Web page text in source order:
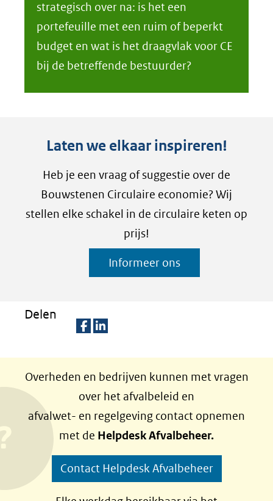
strategisch over na: is het een
portefeuille met een ruim of beperkt
budget en wat is het draagvlak voor CE
bij de betreffende bestuurder?
Laten we elkaar inspireren!
Heb je een vraag of suggestie over de
Bouwstenen Circulaire economie? Wij
stellen elke schakel in de circulaire keten op
prijs!
Informeer ons
Delen
l
e
n
o
p
F
l
e
n
o
p
L
Overheden en bedrijven kunnen met vragen
over het afvalbeleid en
afvalwet- en regelgeving contact opnemen
met de Helpdesk Afvalbeheer.
Contact Helpdesk Afvalbeheer